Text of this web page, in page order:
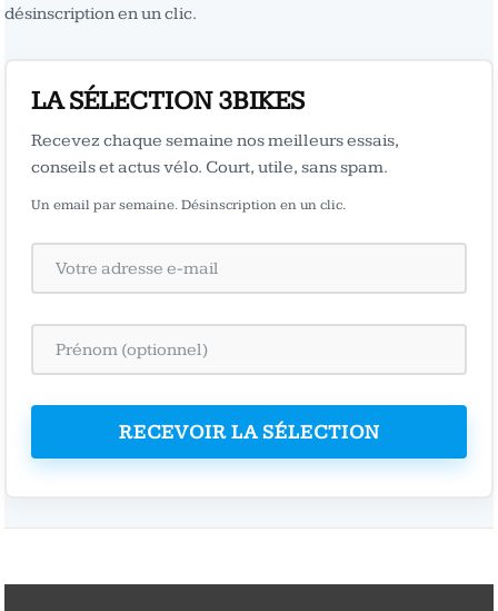
désinscription en un clic.
LA SÉLECTION 3BIKES
Recevez chaque semaine nos meilleurs essais,
conseils et actus vélo. Court, utile, sans spam.
Un email par semaine. Désinscription en un clic.
RECEVOIR LA SÉLECTION